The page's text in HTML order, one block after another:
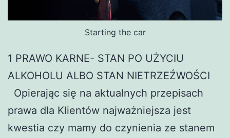
Starting the car
1 PRAWO KARNE- STAN PO UŻYCIU
ALKOHOLU ALBO STAN NIETRZEŹWOŚCI
Opierając się na aktualnych przepisach
prawa dla Klientów najważniejsza jest
kwestia czy mamy do czynienia ze stanem